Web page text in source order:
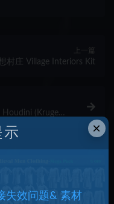
上一篇
村庄 Village Interiors Kit
(Kruger
×
示
失效问题& 素材